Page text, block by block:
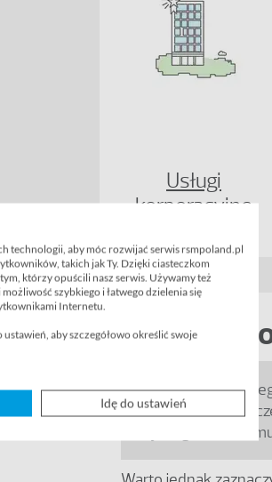
Usługi
korporacyjne
Jak
Proces likwidacji
handlowych, w
wymogów, które
technologii, aby móc rozwijać serwis rsmpoland.pl
takich jak Ty. Dzięki ciasteczkom
którzy opuścili nasz serwis. Używamy też
szybkiego i łatwego dzielenia się
Internetu.
aby szczegółowo określić swoje
Idę do ustawień